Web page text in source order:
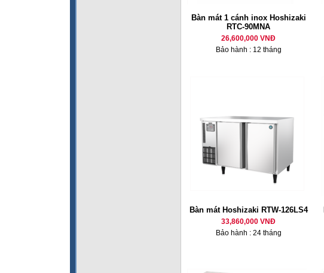
Bàn mát 1 cánh inox Hoshizaki
RTC-90MNA
26,600,000 VNĐ
Bảo hành : 12 tháng
Bàn mát Hoshizaki RTW-126LS4
33,860,000 VNĐ
Bảo hành : 24 tháng